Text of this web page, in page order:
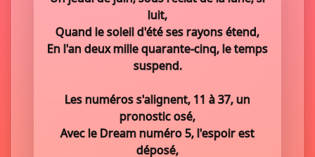
luit,
Quand le soleil d'été ses rayons étend,
En l'an deux mille quarante-cinq, le temps
suspend.
Les numéros s'alignent, 11 à 37, un
pronostic osé,
Avec le Dream numéro 5, l'espoir est
déposé,